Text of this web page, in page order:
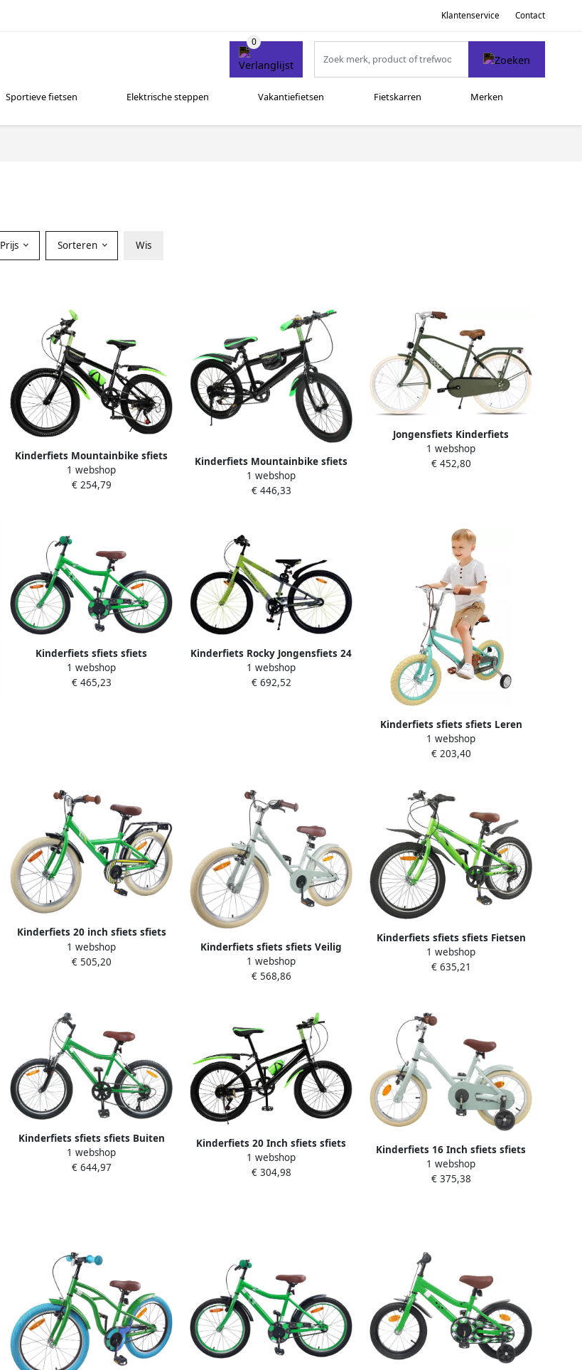
Klantenservice Contact
Sportieve fietsen Elektrische steppen Vakantiefietsen Fietskarren Merken
Prijs Sorteren Wis
Kinderfiets Mountainbike sfiets
sfiets Buitenspelen Fietsen
Koolstofstalen Frame 20 inch
1 webshop
€ 254,79
Kinderfiets Mountainbike sfiets
sfiets Buitenspelen Vervoer
Frame van Koolstofstaal 20 inch
1 webshop
€ 446,33
Jongensfiets Kinderfiets
Stadsfiets Naar School Aluminium
Onderdelen 22 inch Legergroen
1 webshop
€ 452,80
Kinderfiets sfiets sfiets
Fietstraining Vrije Tijd Stabiel
Stalen Frame 18 inch Groen
1 webshop
€ 465,23
Kinderfiets Rocky Jongensfiets 24
inch Buiten Fietsen Shimano
Nexus 3 versnellingen 24 inch
1 webshop
€ 692,52
Kinderfiets sfiets sfiets Leren
Fietsen Verstelbaar Frame 14
inch Donkergroen
1 webshop
€ 203,40
Kinderfiets 20 inch sfiets sfiets
Vrije Tijd Verstelbaar Stuur en
Zadel 120-135 cm Groen
1 webshop
€ 505,20
Kinderfiets sfiets sfiets Veilig
Fietsen Terugtraprem 20 inch
Lichtgroen
1 webshop
€ 568,86
Kinderfiets sfiets sfiets Fietsen
Buiten 6 Versnellingen 24 inch
Groen
1 webshop
€ 635,21
Kinderfiets sfiets sfiets Buiten
spelen Verstelbaar stuur zadel 20
inch Groen
1 webshop
€ 644,97
Kinderfiets 20 Inch sfiets sfiets
Veilig Fietsen 7 Versnellingen 20
inch Groen
1 webshop
€ 304,98
Kinderfiets 16 Inch sfiets sfiets
Buiten Fietsen Klassiek Tijdloos
Ontwerp 16 inch Lichtgroen
1 webshop
€ 375,38